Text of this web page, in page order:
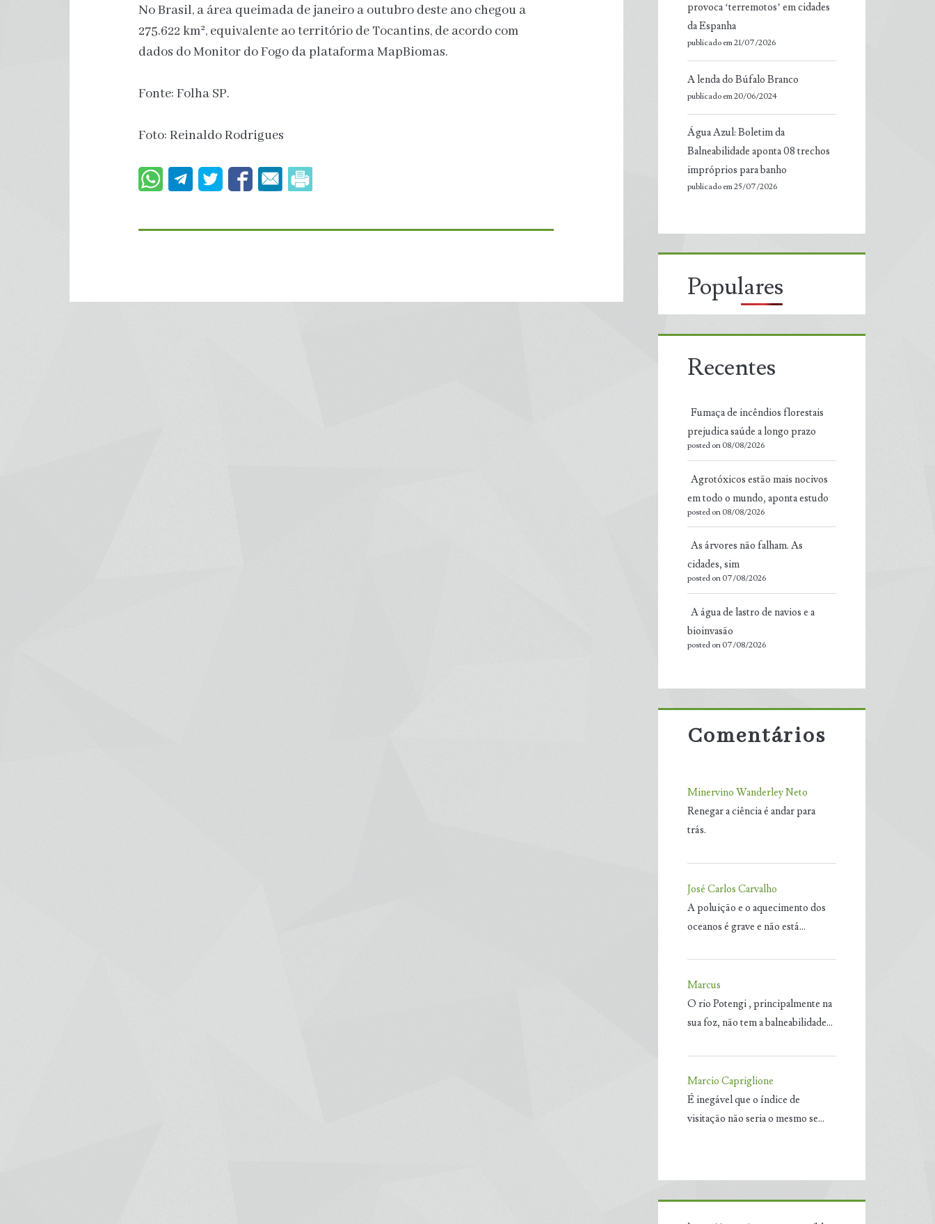
No Brasil, a área queimada de janeiro a outubro deste ano chegou a
275.622 km², equivalente ao território de Tocantins, de acordo com
dados do Monitor do Fogo da plataforma MapBiomas.
Fonte: Folha SP.
Foto: Reinaldo Rodrigues
provoca ‘terremotos’ em cidades
da Espanha
publicado em 21/07/2026
A lenda do Búfalo Branco
publicado em 20/06/2024
Água Azul: Boletim da
Balneabilidade aponta 08 trechos
impróprios para banho
publicado em 25/07/2026
Populares
Recentes
Fumaça de incêndios florestais
prejudica saúde a longo prazo
posted on 08/08/2026
Agrotóxicos estão mais nocivos
em todo o mundo, aponta estudo
posted on 08/08/2026
As árvores não falham. As
cidades, sim
posted on 07/08/2026
A água de lastro de navios e a
bioinvasão
posted on 07/08/2026
Comentários
Minervino Wanderley Neto
Renegar a ciência é andar para
trás.
José Carlos Carvalho
A poluição e o aquecimento dos
oceanos é grave e não está…
Marcus
O rio Potengi , principalmente na
sua foz, não tem a balneabilidade…
Marcio Capriglione
É inegável que o índice de
visitação não seria o mesmo se…